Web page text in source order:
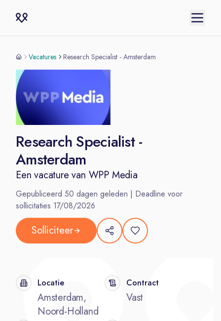
Vacatures Research Specialist - Amsterdam
Research Specialist -
Amsterdam
Een vacature van WPP Media
Gepubliceerd 50 dagen geleden | Deadline voor
sollicitaties 17/08/2026
Solliciteer
Locatie
Amsterdam,
Noord-Holland
Contract
Vast